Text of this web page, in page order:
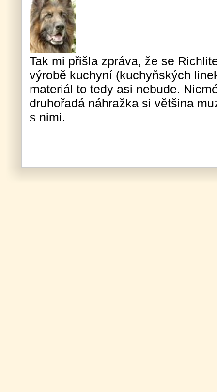
Tak mi přišla zpráva, že se
výrobě kuchyní (kuchyňských
materiál to tedy asi nebude.
druhořadá náhražka si většina
s nimi.